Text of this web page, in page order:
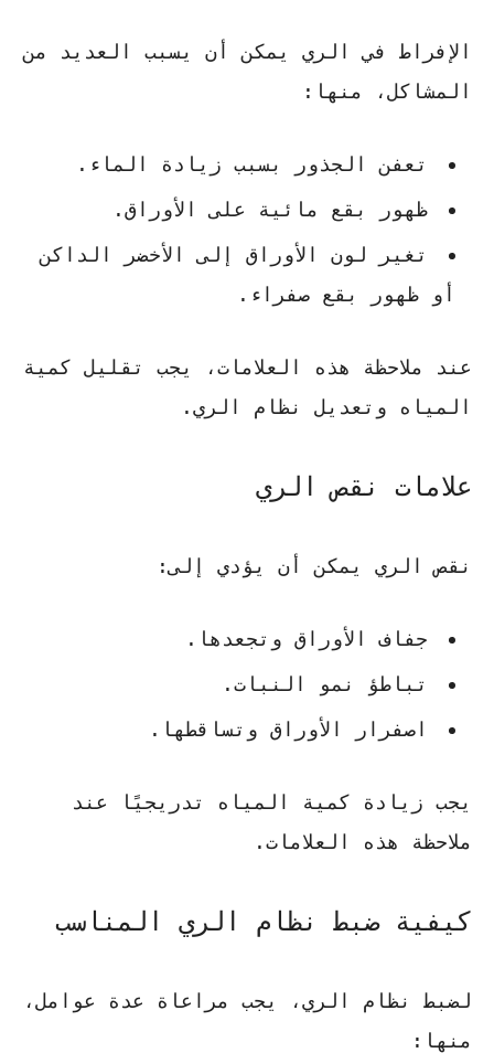
الإفراط في الري يمكن أن يسبب العديد من
المشاكل، منها:
تعفن الجذور بسبب زيادة الماء.
ظهور بقع مائية على الأوراق.
تغير لون الأوراق إلى الأخضر الداكن
أو ظهور بقع صفراء.
عند ملاحظة هذه العلامات، يجب تقليل كمية
المياه وتعديل نظام الري.
علامات نقص الري
نقص الري يمكن أن يؤدي إلى:
جفاف الأوراق وتجعدها.
تباطؤ نمو النبات.
اصفرار الأوراق وتساقطها.
يجب زيادة كمية المياه تدريجيًا عند
ملاحظة هذه العلامات.
كيفية ضبط نظام الري المناسب
لضبط نظام الري، يجب مراعاة عدة عوامل،
منها: